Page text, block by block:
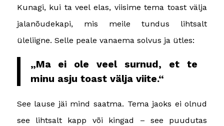
Kunagi, kui ta veel elas, viisime tema toast välja
jalanõudekapi, mis meile tundus lihtsalt
üleliigne. Selle peale vanaema solvus ja ütles:
„Ma ei ole veel surnud, et te
minu asju toast välja viite.“
See lause jäi mind saatma. Tema jaoks ei olnud
see lihtsalt kapp või kingad – see puudutas